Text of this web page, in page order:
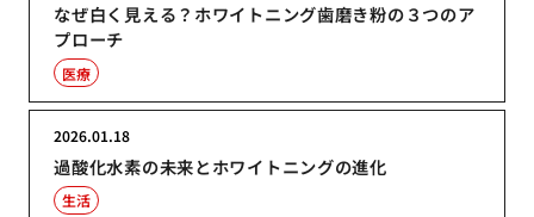
なぜ白く見える？ホワイトニング歯磨き粉の３つのア
プローチ
医療
過酸化水素の未来とホワイトニングの進化
2026.01.18
生活